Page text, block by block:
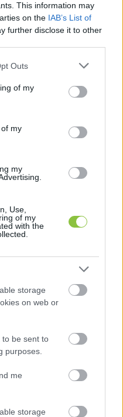
This information may
on the IAB’s List of
further disclose it to other
one or more Google
You may click to
its third-party tags to
in below Google
Outs
of my
my
my
Use,
of my
with the
storage
on web or
to be sent to
purposes.
me
storage
közeli
az NKA-s
hogy kik és
Alapon
2026. 05. 08.
ígér az
kivizsgálja a Nemzeti
támogatásokat, és ha